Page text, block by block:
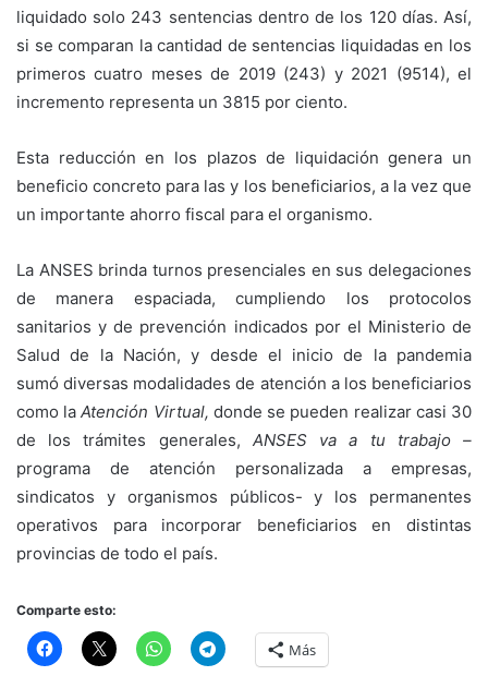
liquidado solo 243 sentencias dentro de los 120 días. Así,
si se comparan la cantidad de sentencias liquidadas en los
primeros cuatro meses de 2019 (243) y 2021 (9514), el
incremento representa un 3815 por ciento.
Esta reducción en los plazos de liquidación genera un
beneficio concreto para las y los beneficiarios, a la vez que
un importante ahorro fiscal para el organismo.
La ANSES brinda turnos presenciales en sus delegaciones
de manera espaciada, cumpliendo los protocolos
sanitarios y de prevención indicados por el Ministerio de
Salud de la Nación, y desde el inicio de la pandemia
sumó diversas modalidades de atención a los beneficiarios
como laAtención Virtual, donde se pueden realizar casi 30
de los trámites generales, ANSES va a tu trabajo –
programa de atención personalizada a empresas,
sindicatos y organismos públicos- y los permanentes
operativos para incorporar beneficiarios en distintas
provincias de todo el país.
Comparte esto:
Más